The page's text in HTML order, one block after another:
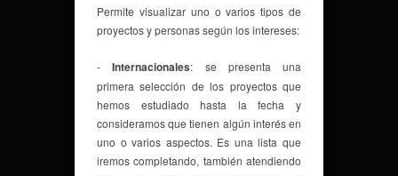
Permite visualizar uno o varios tipos de
proyectos y personas según los intereses:
-Internacionales: se presenta una
primera selección de los proyectos que
hemos estudiado hasta la fecha y
consideramos que tienen algún interés en
uno o varios aspectos. Es una lista que
iremos completando, también atendiendo